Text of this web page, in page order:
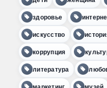
здоровье
искусство
коррупция
литература